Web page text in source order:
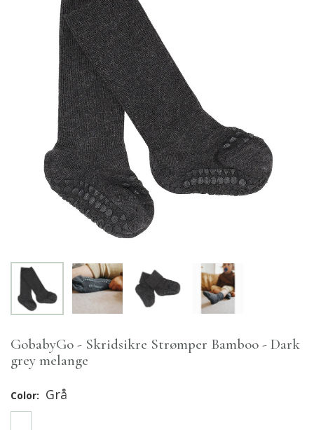
GobabyGo - Skridsikre Strømper Bamboo - Dark
grey melange
Color: Grå